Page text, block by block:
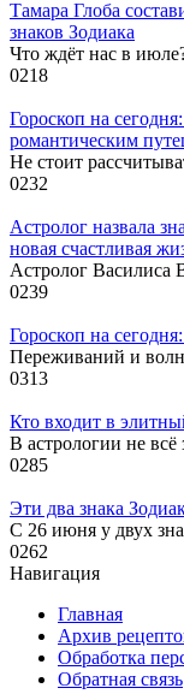
Тамара Глоба
знаков Зодиака
Что ждёт нас в
0218
Гороскоп на
романтическим
Не стоит
0232
Астролог назвала
новая счастливая
Астролог Василиса
0239
Гороскоп на
Переживаний и
0313
Кто входит в
В астрологии не всё
0285
Эти два знака
С 26 июня у двух
0262
Навигация
Главная
Архив
Обработка
Обратная связь